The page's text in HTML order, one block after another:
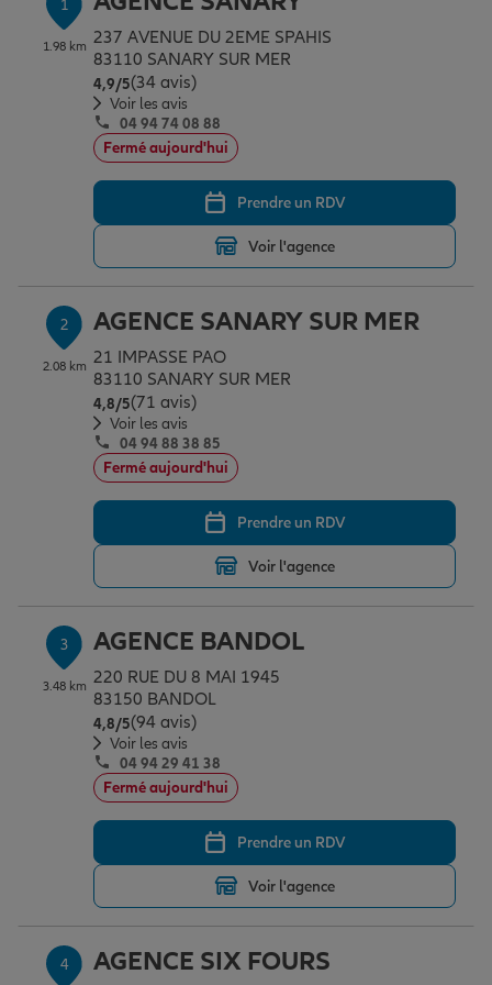
Assurance emprunteur
Prévoyance et dépendance
Assurance animal de compagnie
Protection de la famille
Protection juridique
Épargne & retraite
Plan épargne retraite
Placements financiers
Investissements immobiliers
Transmission
Vos projets
Changer de voiture
Départ à la retraite
Préparer l’avenir
Assurance auto
Assurance habitation
Le Pack Famille
Garantie des accidents de la vie
Assurance scolaire
Protection juridique
Retraite
Tous nos devis d'assurance
Professionnels
Allianz en France
1
1.98 km 237 AVENUE DU 2EME SPAHIS
83110 SANARY SUR MER
4,9/5Note de 4.9 sur 5
(34 avis)
Voir les avis
04 94 74 08 88
Fermé aujourd'hui
Prendre un RDV
Voir l'agence
2
2.08 km
AGENCE SANARY SUR MER
21 IMPASSE PAO
83110 SANARY SUR MER
4,8/5Note de 4.8 sur 5
(71 avis)
Voir les avis
04 94 88 38 85
Fermé aujourd'hui
Prendre un RDV
Voir l'agence
3
3.48 km
AGENCE BANDOL
220 RUE DU 8 MAI 1945
83150 BANDOL
4,8/5Note de 4.8 sur 5
(94 avis)
Voir les avis
04 94 29 41 38
Fermé aujourd'hui
Prendre un RDV
Voir l'agence
4 AGENCE SIX FOURS